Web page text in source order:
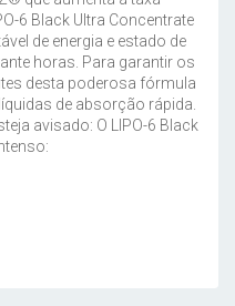
6 Black Ultra Concentrate
de energia e estado de
horas. Para garantir os
desta poderosa fórmula
de absorção rápida.
avisado: O LIPO-6 Black